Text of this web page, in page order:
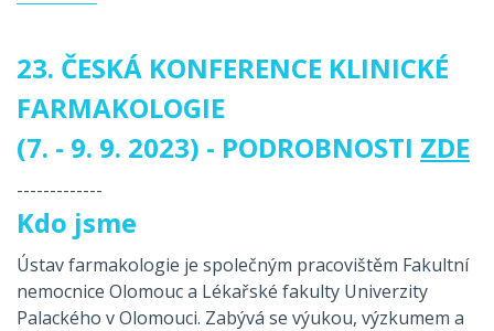
23. ČESKÁ KONFERENCE KLINICKÉ
FARMAKOLOGIE
(7. - 9. 9. 2023) - PODROBNOSTI ZDE
-------------
Kdo jsme
Ústav farmakologie je společným pracovištěm Fakultní
nemocnice Olomouc a Lékařské fakulty Univerzity
Palackého v Olomouci. Zabývá se výukou, výzkumem a